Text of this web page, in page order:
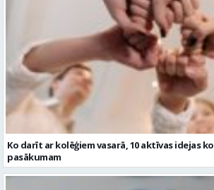
Ko darīt ar kolēģiem vasarā, 10 aktīvas idejas
pasākumam